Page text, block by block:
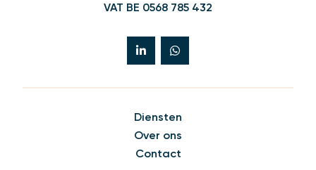
VAT BE 0568 785 432
Diensten
Over ons
Contact